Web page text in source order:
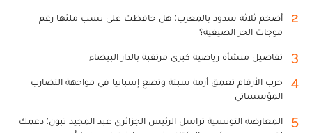
2
أضخم ثلاثة سدود بالمغرب: هل حافظت على نسب ملئها رغم
موجات الحر الصيفية؟
3 تفاصيل منشأة رياضية كبرى مرتقبة بالدار البيضاء
4
حرب الأرقام تعمق أزمة سبتة وتضع إسبانيا في مواجهة التضارب
المؤسساتي
5
المعارضة التونسية تراسل الرئيس الجزائري عبد المجيد تبون: دعمك